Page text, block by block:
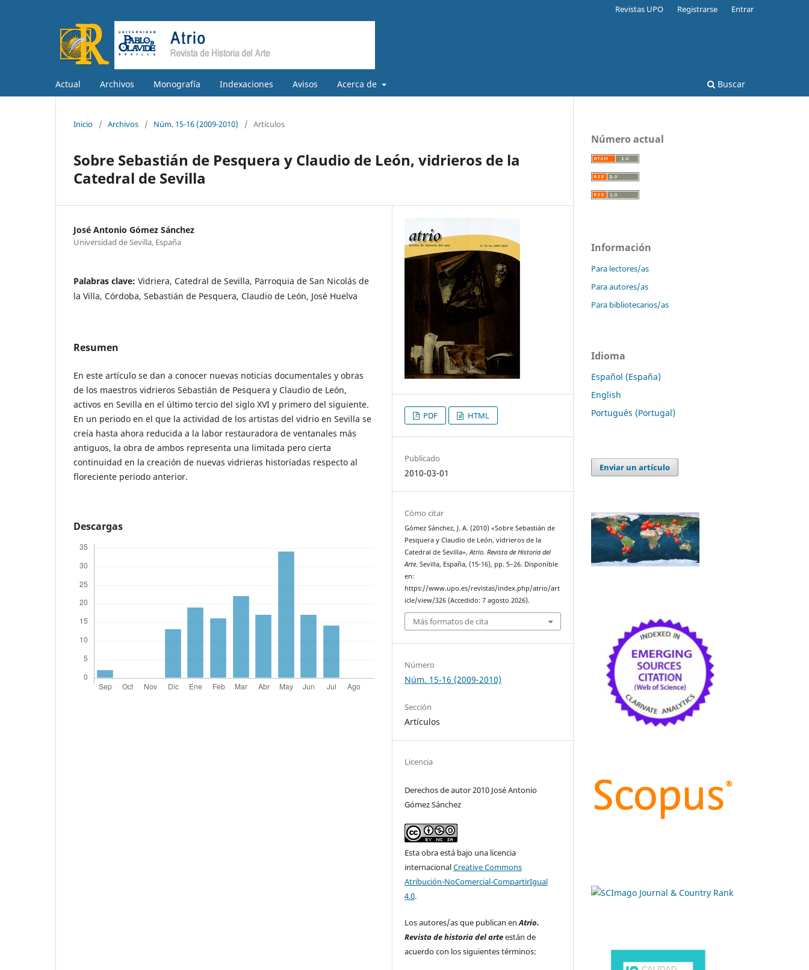
Actual Archivos Monografía Indexaciones Avisos Acerca de Buscar
Revistas UPO Registrarse Entrar
Inicio / Archivos / Núm. 15-16 (2009-2010) / Artículos
Sobre Sebastián de Pesquera y Claudio de León, vidrieros de la
Catedral de Sevilla
José Antonio Gómez Sánchez
Universidad de Sevilla, España
Palabras clave: Vidriera, Catedral de Sevilla, Parroquia de San Nicolás de
la Villa, Córdoba, Sebastián de Pesquera, Claudio de León, José Huelva
Resumen
En este artículo se dan a conocer nuevas noticias documentales y obras
de los maestros vidrieros Sebastián de Pesquera y Claudio de León,
activos en Sevilla en el último tercio del siglo XVI y primero del siguiente.
En un periodo en el que la actividad de los artistas del vidrio en Sevilla se
creía hasta ahora reducida a la labor restauradora de ventanales más
antiguos, la obra de ambos representa una limitada pero cierta
continuidad en la creación de nuevas vidrieras historiadas respecto al
floreciente periodo anterior.
Descargas
PDF HTML
Publicado
2010-03-01
Cómo citar
Gómez Sánchez, J. A. (2010) «Sobre Sebastián de
Pesquera y Claudio de León, vidrieros de la
Catedral de Sevilla»,Atrio. Revista de Historia del
Arte. Sevilla, España, (15-16), pp. 5–26. Disponible
en:
https://www.upo.es/revistas/index.php/atrio/art
icle/view/326 (Accedido: 7 agosto 2026).
Más formatos de cita
Número
Núm. 15-16 (2009-2010)
Sección
Artículos
Licencia
Derechos de autor 2010 José Antonio
Gómez Sánchez
Esta obra está bajo una licencia
internacionalCreative Commons
Atribución-NoComercial-CompartirIgual
4.0.
Los autores/as que publican enAtrio.
Revista de historia del arteestán de
acuerdo con los siguientes términos:
Número actual
Información
Para lectores/as
Para autores/as
Para bibliotecarios/as
Idioma
Español (España)
English
Português (Portugal)
Enviar un artículo